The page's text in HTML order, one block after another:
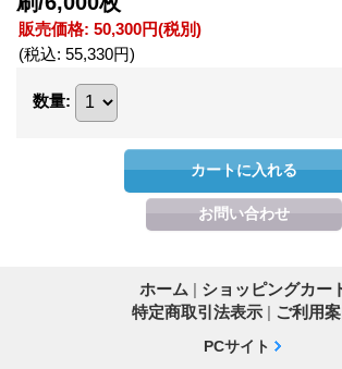
販売価格: 50,300円(税別)
(税込: 55,330円)
数量:
ホーム | ショッピングカー
特定商取引法表示 | ご利用
PCサイト